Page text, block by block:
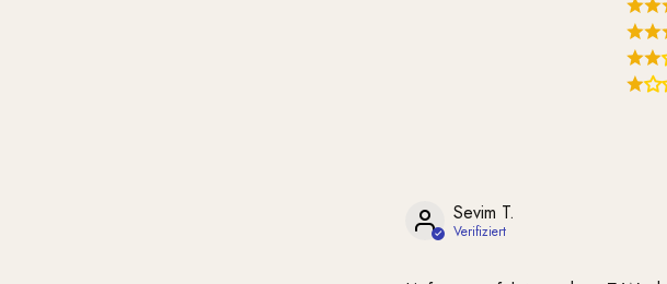
Sevim T.